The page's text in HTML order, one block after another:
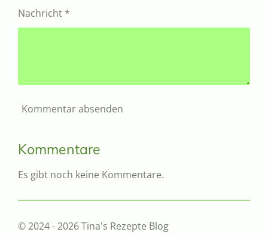
Nachricht *
Kommentar absenden
Kommentare
Es gibt noch keine Kommentare.
© 2024 - 2026 Tina's Rezepte Blog